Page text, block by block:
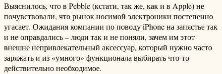
Выяснилось, что в Pebble (кстати, так же, как и в Apple) не
почувствовали, что рынок носимой электроники постепенно
угасает. Ожидания компании по поводу iPhone на запястье так
и не оправдались – люди так и не поняли, зачем им этот
внешне непривлекательный аксессуар, который нужно часто
заряжать и из «умного» функционала выбирать что-то
действительно необходимое.